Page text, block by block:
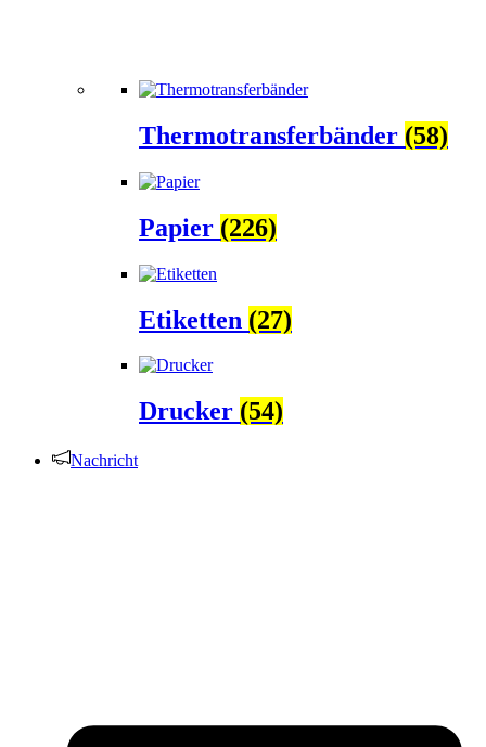
Thermotransferbänder (58)
Papier (226)
Etiketten (27)
Drucker (54)
Nachricht